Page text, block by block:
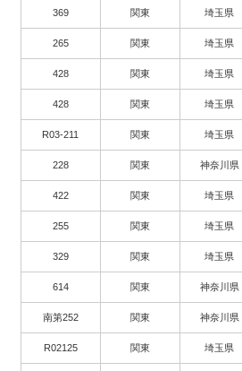
369 関東 埼玉県
265 関東 埼玉県
428 関東 埼玉県
428 関東 埼玉県
R03-211 関東 埼玉県
228 関東 神奈川県
422 関東 埼玉県
255 関東 埼玉県
329 関東 埼玉県
614 関東 神奈川県
南第252 関東 神奈川県
R02125 関東 埼玉県